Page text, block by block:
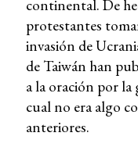
continental. De
protestantes
invasión de
de Taiwán han
a la oración por la
cual no era algo
anteriores.